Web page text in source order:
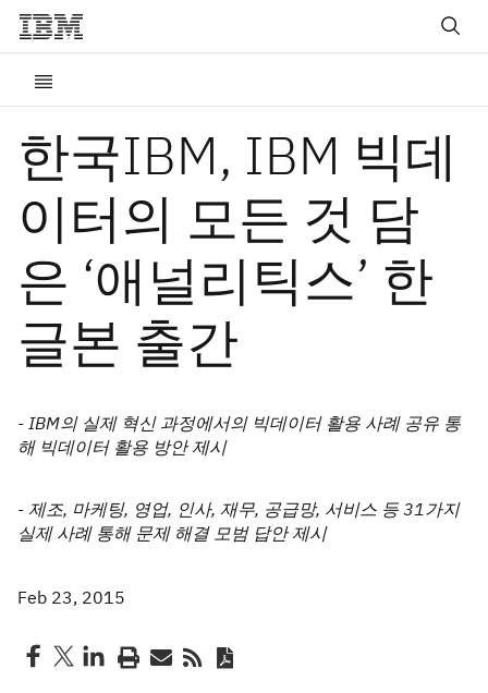
한국IBM, IBM 빅데
이터의 모든 것 담
은 ‘애널리틱스’ 한
글본 출간
- IBM의 실제 혁신 과정에서의 빅데이터 활용 사례 공유 통
해 빅데이터 활용 방안 제시
- 제조, 마케팅, 영업, 인사, 재무, 공급망, 서비스 등 31가지
실제 사례 통해 문제 해결 모범 답안 제시
Feb 23, 2015